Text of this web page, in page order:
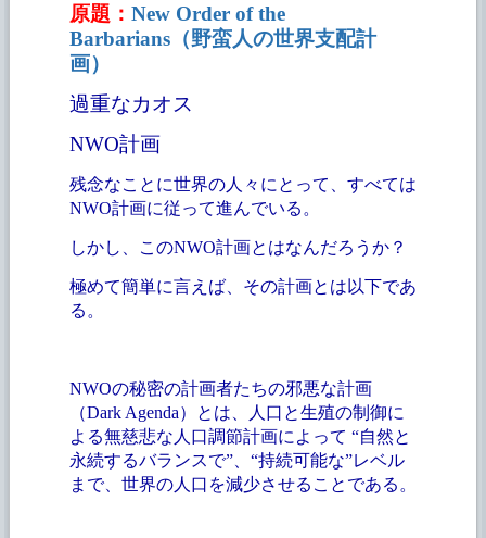
原題： New Order of the
Barbarians（野蛮人の世界支配計
画）
過重なカオス
NWO計画
残念なことに世界の人々にとって、すべては
NWO計画に従って進んでいる。
しかし、このNWO計画とはなんだろうか？
極めて簡単に言えば、その計画とは以下であ
る。
NWOの秘密の計画者たちの邪悪な計画
（Dark Agenda）とは、人口と生殖の制御に
よる無慈悲な人口調節計画によって “自然と
永続するバランスで”、“持続可能な”レベル
まで、世界の人口を減少させることである。